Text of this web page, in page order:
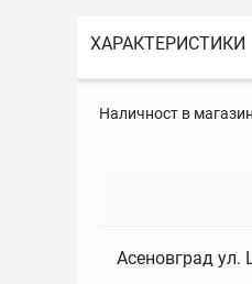
ХАРАКТЕРИСТИКИ
Наличност в
Асеновград ул.